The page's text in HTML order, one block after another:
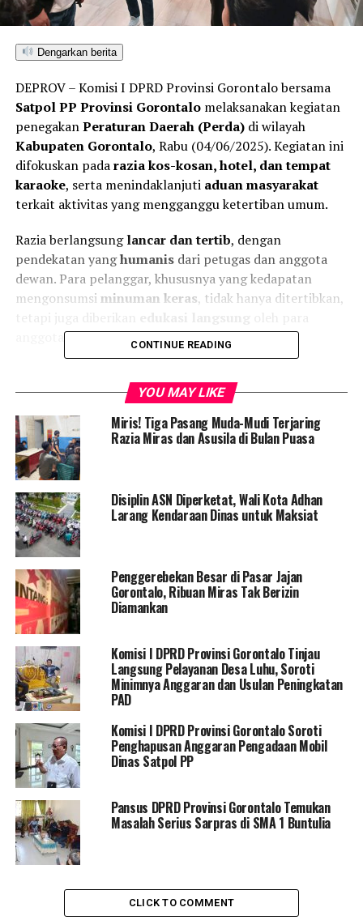
Dengarkan berita
DEPROV – Komisi I DPRD Provinsi Gorontalo bersama
Satpol PP Provinsi Gorontalomelaksanakan kegiatan
penegakanPeraturan Daerah (Perda)di wilayah
Kabupaten Gorontalo, Rabu (04/06/2025). Kegiatan ini
difokuskan padarazia kos-kosan, hotel, dan tempat
karaoke, serta menindaklanjuti aduan masyarakat
terkait aktivitas yang mengganggu ketertiban umum.
Razia berlangsunglancar dan tertib, dengan
pendekatan yanghumanisdari petugas dan anggota
dewan. Para pelanggar, khususnya yang kedapatan
mengonsumsi minuman keras, tidak hanya ditertibkan,
anggota DPRD.
Komisi I DPRD, di antaranya:
Fadly Poha, Sitti Nurayin Sompie, Ekwan Ahmad,
Fikram Salilama, Yeyen Septian Sidiki, Umar Karim,
Wahyudin Moridu
Dalam keterangannya usai kegiatan,
menjelaskan bahwa mereka telah mengunjungi sejumlah
lokasi yang dianggap rawan pelanggaran Perda.
“Kami sudah sempat singgah di beberapa tempat seperti
hotel di wilayah Bolihuwangga dan juga tempat karaoke.
Di sana, kami dapati adanya aktivitas konsumsi minuman
keras, dan kami langsung melakukan edukasi sesuai
dengan ketentuan Perda,” ujar Ramdan.
Selain razia, Komisi I dan Satpol PP juga
menindaklanjutikeluhan masyarakatterkait kegiatan
senam Zumba
penggunaan
sound system yang terlalu keras.
Menanggapi laporan tersebut, tim gabungan langsung
mendatangi lokasi kegiatan dan menyampaikan imbauan
secara humanis agarvolume pengeras suara
diturunkan
demi kenyamanan warga sekitar.
“Ada beberapa masyarakat yang menyampaikan keluhan
kepada penyelenggara. Kami juga sampaikan bahwa
CONTINUE READING
YOU MAY LIKE
Miris! Tiga Pasang Muda-Mudi Terjaring
Razia Miras dan Asusila di Bulan Puasa
Disiplin ASN Diperketat, Wali Kota Adhan
Larang Kendaraan Dinas untuk Maksiat
Penggerebekan Besar di Pasar Jajan
Gorontalo, Ribuan Miras Tak Berizin
Diamankan
Komisi I DPRD Provinsi Gorontalo Tinjau
Langsung Pelayanan Desa Luhu, Soroti
Minimnya Anggaran dan Usulan Peningkatan
PAD
Komisi I DPRD Provinsi Gorontalo Soroti
Penghapusan Anggaran Pengadaan Mobil
Dinas Satpol PP
Pansus DPRD Provinsi Gorontalo Temukan
Masalah Serius Sarpras di SMA 1 Buntulia
CLICK TO COMMENT